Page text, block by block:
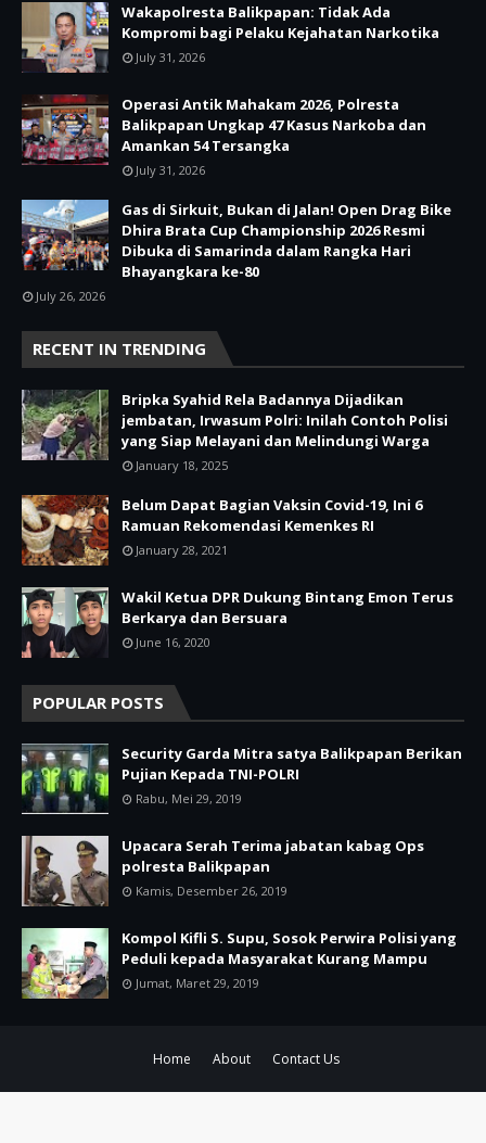
Wakapolresta Balikpapan: Tidak Ada
Kompromi bagi Pelaku Kejahatan Narkotika
July 31, 2026
Operasi Antik Mahakam 2026, Polresta
Balikpapan Ungkap 47 Kasus Narkoba dan
Amankan 54 Tersangka
July 31, 2026
Gas di Sirkuit, Bukan di Jalan! Open Drag Bike
Dhira Brata Cup Championship 2026 Resmi
Dibuka di Samarinda dalam Rangka Hari
Bhayangkara ke-80
July 26, 2026
RECENT IN TRENDING
Bripka Syahid Rela Badannya Dijadikan
jembatan, Irwasum Polri: Inilah Contoh Polisi
yang Siap Melayani dan Melindungi Warga
January 18, 2025
Belum Dapat Bagian Vaksin Covid-19, Ini 6
Ramuan Rekomendasi Kemenkes RI
January 28, 2021
Wakil Ketua DPR Dukung Bintang Emon Terus
Berkarya dan Bersuara
June 16, 2020
POPULAR POSTS
Security Garda Mitra satya Balikpapan Berikan
Pujian Kepada TNI-POLRI
Rabu, Mei 29, 2019
Upacara Serah Terima jabatan kabag Ops
polresta Balikpapan
Kamis, Desember 26, 2019
Kompol Kifli S. Supu, Sosok Perwira Polisi yang
Peduli kepada Masyarakat Kurang Mampu
Jumat, Maret 29, 2019
Home About Contact Us